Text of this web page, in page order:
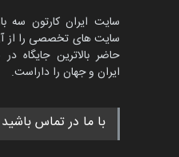
کارتون CARTUNION ، …
مهلت
سایت ایران کارتون سه
سایت های تخصصی را از
حاضر بالاترین
ایران و جهان را داراست.
با ما در تماس باشید